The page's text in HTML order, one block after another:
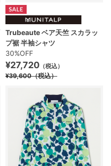
Trubeaute ベア天竺 スカラッ
プ裾 半袖シャツ
30%OFF
¥27,720 （税込）
¥39,600（税込）